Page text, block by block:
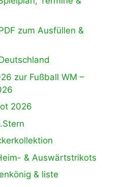
zum Ausfüllen &
zur Fußball WM –
2026
& Auswärtstrikots
& liste